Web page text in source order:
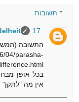
תשובות
17 באפריל 2022 בשעה 6:55
התשובה
04/parasha-
בכל אופן
אין מה "לתקן"